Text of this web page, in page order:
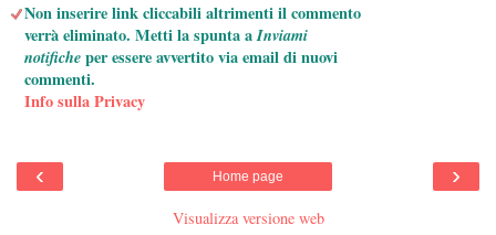
Non inserire link cliccabili altrimenti il commento
verrà eliminato. Metti la spunta aInviami
notificheper essere avvertito via email di nuovi
commenti.
Info sulla Privacy
‹ ›
Home page
Visualizza versione web